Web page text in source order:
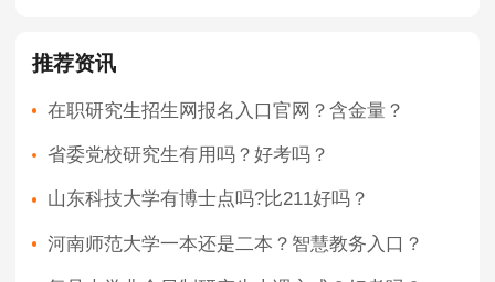
推荐资讯
在职研究生招生网报名入口官网？含金量？
省委党校研究生有用吗？好考吗？
山东科技大学有博士点吗?比211好吗？
河南师范大学一本还是二本？智慧教务入口？